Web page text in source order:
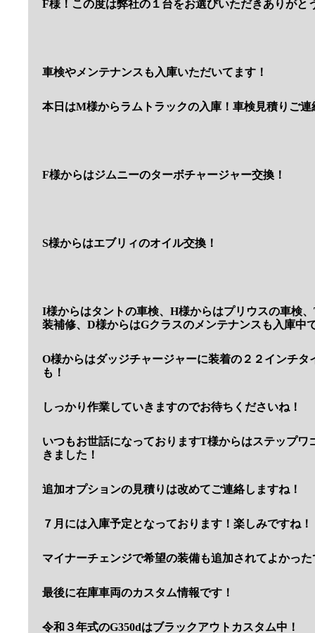
F様！この度は弊社の１台をお選びいただきありがと
車検やメンテナンスも入庫いただいてます！
本日はM様からラムトラックの入庫！車検見積りご連
F様からはジムニーのターボチャージャー交換！
S様からはエブリィのオイル交換！
I様からはタントの車検、H様からはプリウスの車検
装補修、D様からはGクラスのメンテナンスも入庫中
O様からはダッジチャージャーに装着の２２インチタ
も！
しっかり作業していきますのでお待ちくださいね！
いつもお世話になっておりますT様からはステップワ
きました！
追加オプションの見積りは改めてご連絡しますね！
７月には入庫予定となっております！楽しみですね！
マイナーチェンジで希望の装備も追加されてよかっ
最後に在庫車両のカスタム情報です！
令和３年式のG350dはブラックアウトカスタム中！